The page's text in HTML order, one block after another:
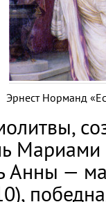
Эрнест Норманд
Анны —